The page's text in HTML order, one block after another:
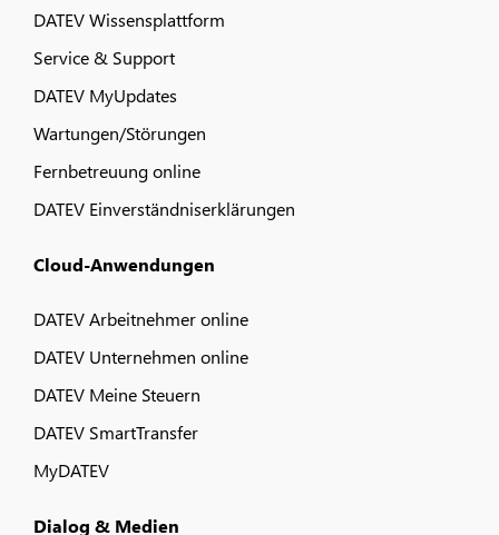
DATEV Wissensplattform
Service & Support
DATEV MyUpdates
Wartungen/Störungen
Fernbetreuung online
DATEV Einverständniserklärungen
Cloud-Anwendungen
DATEV Arbeitnehmer online
DATEV Unternehmen online
DATEV Meine Steuern
DATEV SmartTransfer
MyDATEV
Dialog & Medien